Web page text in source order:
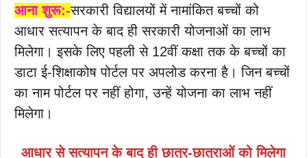
आना शुरू:-सरकारी विद्यालयों में नामांकित बच्चों को
आधार सत्यापन के बाद ही सरकारी योजनाओं का लाभ
मिलेगा। इसके लिए पहली से 12वीं कक्षा तक के बच्चों का
डाटा ई-शिक्षाकोष पोर्टल पर अपलोड करना है। जिन बच्चों
का नाम पोर्टल पर नहीं होगा, उन्हें योजना का लाभ नहीं
मिलेगा।
आधार से सत्यापन के बाद ही छात्र-छात्राओं को मिलेगा